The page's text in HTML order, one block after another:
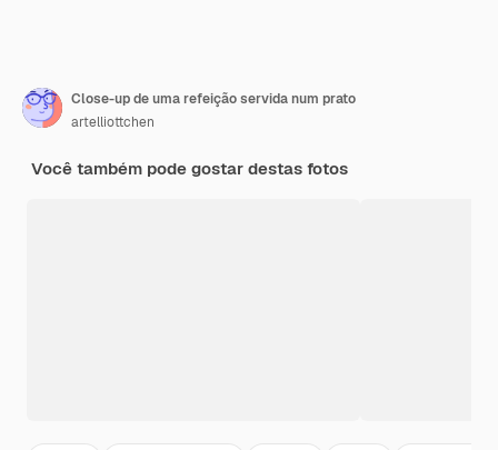
Close-up de uma refeição servida num prato
artelliottchen
Você também pode gostar destas fotos